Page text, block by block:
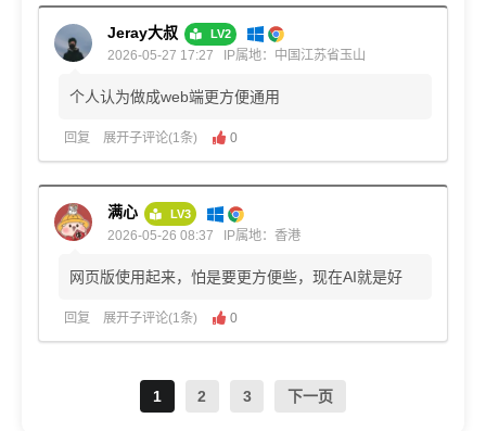
Jeray大叔 LV2
2026-05-27 17:27 IP属地：中国江苏省玉山
个人认为做成web端更方便通用
回复 展开子评论(1条) 0
满心 LV3
2026-05-26 08:37 IP属地：香港
网页版使用起来，怕是要更方便些，现在AI就是好
回复 展开子评论(1条) 0
1 2 3 下一页